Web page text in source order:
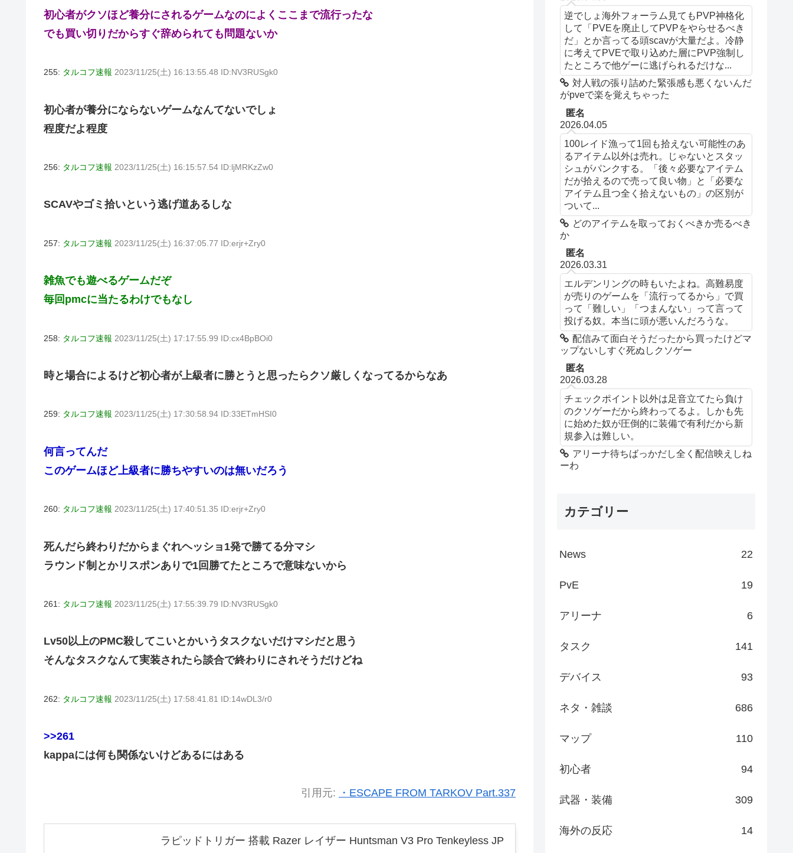
初心者がクソほど養分にされるゲームなのによくここまで流行ったな
でも買い切りだからすぐ辞められても問題ないか
255: タルコフ速報 2023/11/25(土) 16:13:55.48 ID:NV3RUSgk0
初心者が養分にならないゲームなんてないでしょ
程度だよ程度
256: タルコフ速報 2023/11/25(土) 16:15:57.54 ID:ljMRKzZw0
SCAVやゴミ拾いという逃げ道あるしな
257: タルコフ速報 2023/11/25(土) 16:37:05.77 ID:erjr+Zry0
雑魚でも遊べるゲームだぞ
毎回pmcに当たるわけでもなし
258: タルコフ速報 2023/11/25(土) 17:17:55.99 ID:cx4BpBOi0
時と場合によるけど初心者が上級者に勝とうと思ったらクソ厳しくなってるからなあ
259: タルコフ速報 2023/11/25(土) 17:30:58.94 ID:33ETmHSI0
何言ってんだ
このゲームほど上級者に勝ちやすいのは無いだろう
260: タルコフ速報 2023/11/25(土) 17:40:51.35 ID:erjr+Zry0
死んだら終わりだからまぐれヘッショ1発で勝てる分マシ
ラウンド制とかリスポンありで1回勝てたところで意味ないから
261: タルコフ速報 2023/11/25(土) 17:55:39.79 ID:NV3RUSgk0
Lv50以上のPMC殺してこいとかいうタスクないだけマシだと思う
そんなタスクなんて実装されたら談合で終わりにされそうだけどね
262: タルコフ速報 2023/11/25(土) 17:58:41.81 ID:14wDL3/r0
>>261
kappaには何も関係ないけどあるにはある
引用元: ・ESCAPE FROM TARKOV Part.337
ラピッドトリガー 搭載 Razer レイザー Huntsman V3 Pro Tenkeyless JP
逆でしょ海外フォーラム見てもPVP神格化
して「PVEを廃止してPVPをやらせるべき
だ」とか言ってる頭scavが大量だよ。冷静
に考えてPVEで取り込めた層にPVP強制し
たところで他ゲーに逃げられるだけな...
対人戦の張り詰めた緊張感も悪くないんだ
がpveで楽を覚えちゃった
匿名
2026.04.05
100レイド漁って1回も拾えない可能性のあ
るアイテム以外は売れ。じゃないとスタッ
シュがパンクする。「後々必要なアイテム
だが拾えるので売って良い物」と「必要な
アイテム且つ全く拾えないもの」の区別が
ついて...
どのアイテムを取っておくべきか売るべき
か
匿名
2026.03.31
エルデンリングの時もいたよね。高難易度
が売りのゲームを「流行ってるから」で買
って「難しい」「つまんない」って言って
投げる奴。本当に頭が悪いんだろうな。
配信みて面白そうだったから買ったけどマ
ップないしすぐ死ぬしクソゲー
匿名
2026.03.28
チェックポイント以外は足音立てたら負け
のクソゲーだから終わってるよ。しかも先
に始めた奴が圧倒的に装備で有利だから新
規参入は難しい。
アリーナ待ちばっかだし全く配信映えしね
ーわ
カテゴリー
News 22
PvE 19
アリーナ 6
タスク 141
デバイス 93
ネタ・雑談 686
マップ 110
初心者 94
武器・装備 309
海外の反応 14